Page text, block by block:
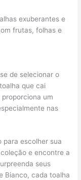
exuberantes e
frutas, folhas e
de selecionar o
que cai
um
nas
para escolher sua
e encontre a
seus
Bianco, cada toalha